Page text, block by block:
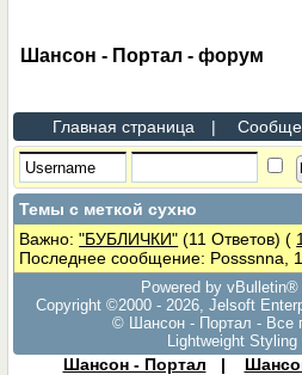
Шансон - Портал - форум
Главная страница |
Темы с меткойсухно
Важно:"БУБЛИЧКИ" (11 Ответов) ( 1
Последнее сообщение: Posssnna,
Powered by
Copyright ©2000 - 2026, Jelsoft
© Шансон - Портал - Все
Lightweight
Шансон - Портал |